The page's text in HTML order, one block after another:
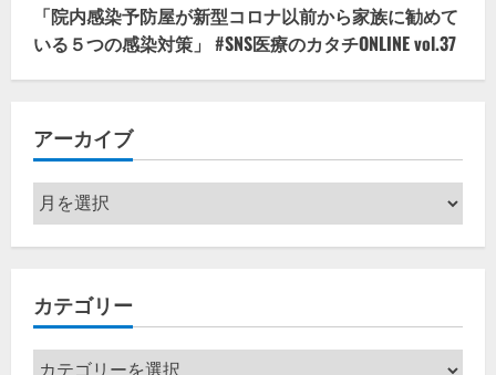
「院内感染予防屋が新型コロナ以前から家族に勧めて
いる５つの感染対策」 #SNS医療のカタチONLINE vol.37
アーカイブ
ア
ー
カ
ブ
カテゴリー
カ